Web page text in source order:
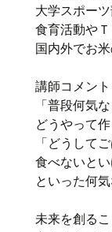
大学スポー
食育活動やＴ
国内外でお
講師コメント
「普段何気
どうやって
「どうして
食べないとい
といった何
未来を創るこ